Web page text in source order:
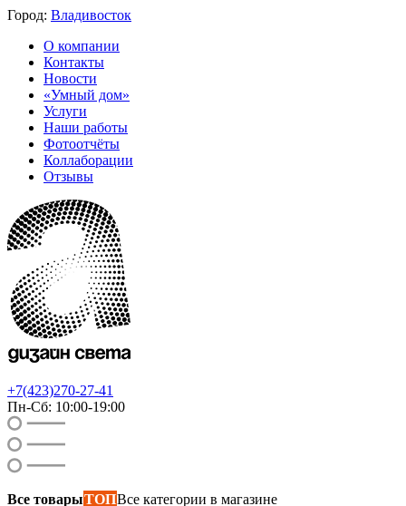
Город: Владивосток
О компании
Контакты
Новости
«Умный дом»
Услуги
Наши работы
Фотоотчёты
Коллаборации
Отзывы
+7(423)270-27-41
Пн-Сб: 10:00-19:00
Все товарыТОПВсе категории в магазине